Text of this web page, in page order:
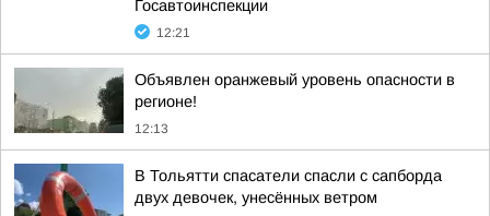
Госавтоинспекции
12:21
Объявлен оранжевый уровень опасности в
регионе!
12:13
В Тольятти спасатели спасли с сапборда
двух девочек, унесённых ветром